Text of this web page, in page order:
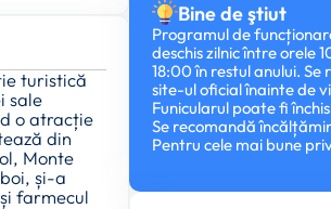
turistică
sale
o atracție
din
Monte
și-a
farmecul
Bine de ştiut
Programul de
deschis zilnic între orele
18:00 în restul anului.
site-ul oficial înainte de
Funicularul poate fi
Se recomandă
Pentru cele mai bune